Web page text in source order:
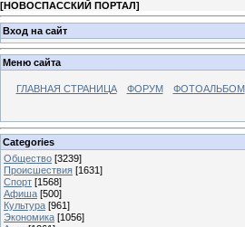
[НОВОСПАССКИЙ ПОРТАЛ]
Вход на сайт
Меню сайта
ГЛАВНАЯ СТРАНИЦА ФОРУМ ФОТОАЛЬБОМ
Categories
Общество [3239]
Происшествия [1631]
Спорт [1568]
Афиша [500]
Культура [961]
Экономика [1056]